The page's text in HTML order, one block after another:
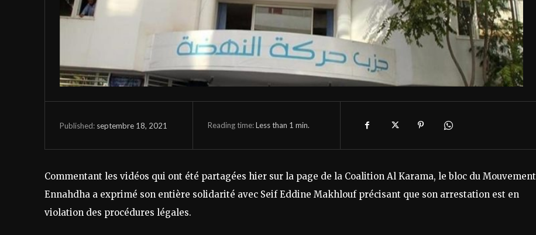
Published: septembre 18, 2021 Reading time:Less than 1 min.
Commentant les vidéos qui ont été partagées hier sur la page de la Coalition Al Karama, le bloc du Mouvement
Ennahdha a exprimé son entière solidarité avec Seif Eddine Makhlouf précisant que son arrestation est en
violation des procédures légales.